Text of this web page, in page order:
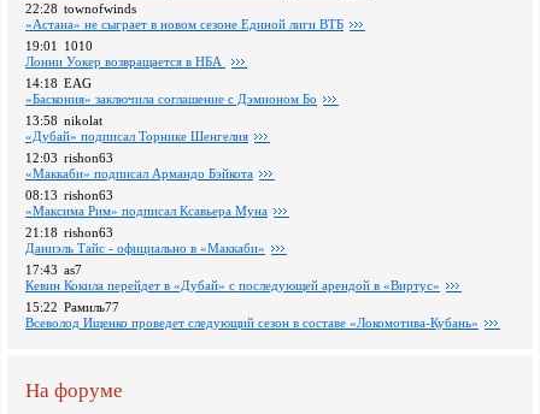
22:28 townofwinds
«Астана» не сыграет в новом сезоне Единой лиги ВТБ
19:01
1010
Лонни Уокер возвращается в НБА
14:18 EAG
«Баскония» заключила соглашение с Дэмионом Бо
13:58 nikolat
«Дубай» подписал Торнике Шенгелия
12:03 rishon63
«Маккаби» подписал Армандо Бэйкота
08:13 rishon63
«Максима Рим» подписал Ксавьера Муна
21:18 rishon63
Даниэль Тайс - официально в «Маккаби»
17:43 as7
Кевин Кокила перейдет в «Дубай» с последующей арендой в «Виртус»
15:22 Рамиль77
Всеволод Ищенко проведет следующий сезон в составе «Локомотива-Кубань»
На форуме